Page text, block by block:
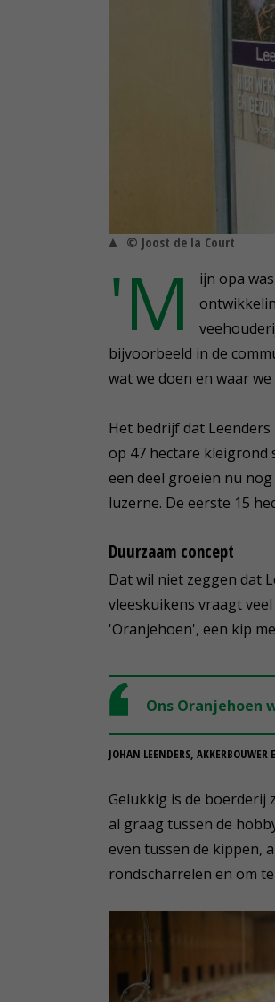
© Joost de la Court
'M
ijn opa
bijvoorbeeld in de
wat we doen en waar
Het bedrijf dat
op 47 hectare kleigrond
een deel groeien nu
luzerne. De eerste 15
Duurzaam concept
Dat wil niet zeggen dat
vleeskuikens vraagt
'Oranjehoen', een kip
Ons Oranjehoen
JOHAN LEENDERS,
Gelukkig is de boerderij
al graag tussen de
even tussen de kippen,
rondscharrelen en om